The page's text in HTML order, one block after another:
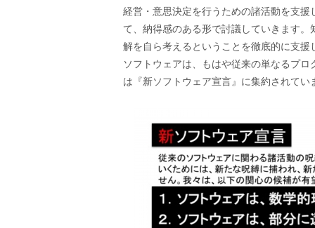
経営・意思決定を行うための諸活動を支
て、納得感のある形で討議していきます
解を自ら考えるということを徹底的に支援
ソフトウェアは、もはや従来の単なるプ
は『新ソフトウェア宣言』に集約されてい